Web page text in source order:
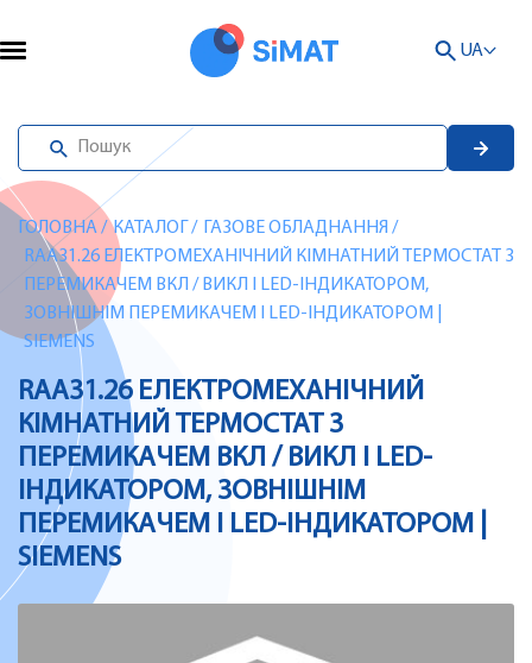
UA
ГОЛОВНА/ КАТАЛОГ / ГАЗОВЕ ОБЛАДНАННЯ /
RAA31.26 ЕЛЕКТРОМЕХАНІЧНИЙ КІМНАТНИЙ ТЕРМОСТАТ З
ПЕРЕМИКАЧЕМ ВКЛ / ВИКЛ І LED-ІНДИКАТОРОМ,
ЗОВНІШНІМ ПЕРЕМИКАЧЕМ І LED-ІНДИКАТОРОМ |
SIEMENS
RAA31.26 ЕЛЕКТРОМЕХАНІЧНИЙ
КІМНАТНИЙ ТЕРМОСТАТ З
ПЕРЕМИКАЧЕМ ВКЛ / ВИКЛ І LED-
ІНДИКАТОРОМ, ЗОВНІШНІМ
ПЕРЕМИКАЧЕМ І LED-ІНДИКАТОРОМ |
SIEMENS